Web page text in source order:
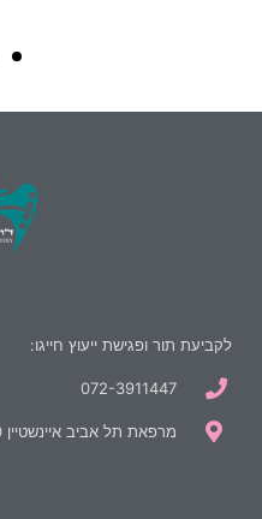
לקביעת תור ופגישת ייעוץ חייגו:
072-3911447
מרפאת תל אביב איינשטיין 40, קניון רמת אביב